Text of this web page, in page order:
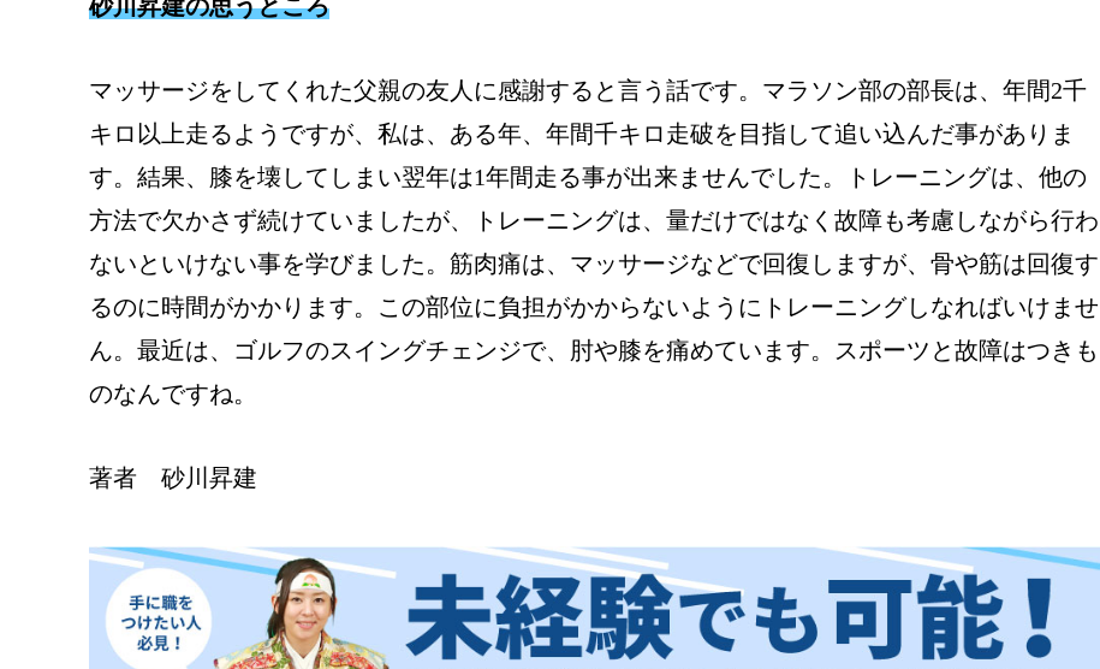
砂川昇建の思うところ
マッサージをしてくれた父親の友人に感謝すると言う話です。マラソン部の部長は、年間2千
キロ以上走るようですが、私は、ある年、年間千キロ走破を目指して追い込んだ事がありま
す。結果、膝を壊してしまい翌年は1年間走る事が出来ませんでした。トレーニングは、他の
方法で欠かさず続けていましたが、トレーニングは、量だけではなく故障も考慮しながら行わ
ないといけない事を学びました。筋肉痛は、マッサージなどで回復しますが、骨や筋は回復す
るのに時間がかかります。この部位に負担がかからないようにトレーニングしなればいけませ
ん。最近は、ゴルフのスイングチェンジで、肘や膝を痛めています。スポーツと故障はつきも
のなんですね。
著者 砂川昇建